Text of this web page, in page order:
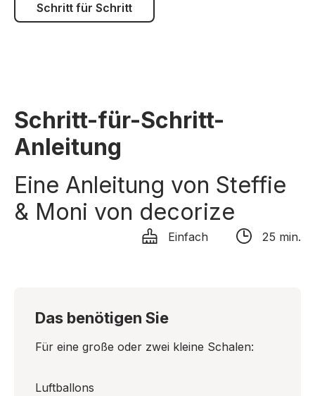
Schritt für Schritt
Schritt-für-Schritt-
Anleitung
Eine Anleitung von Steffie
& Moni von decorize
Einfach 25 min.
Das benötigen Sie
Für eine große oder zwei kleine Schalen:
Luftballons